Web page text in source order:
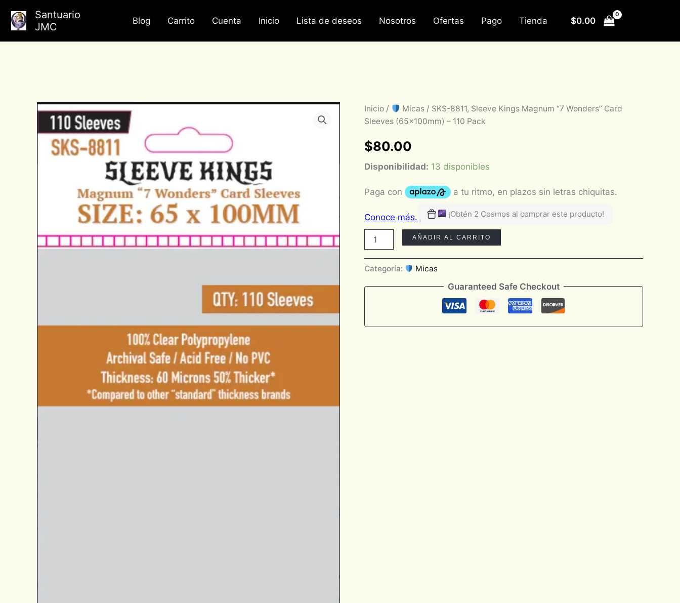
Santuario
JMC
Blog Carrito Cuenta Inicio Lista de deseos Nosotros Ofertas Pago Tienda $0.00
Inicio/ Micas/ SKS-8811, Sleeve Kings Magnum “7 Wonders” Card
Sleeves (65x100mm) – 110 Pack
$80.00
Disponibilidad: 13 disponibles
¡Obtén 2 Cosmos al comprar este producto!
SKS-
8811,
Sleeve
Magnum
Wonders"
Sleeves
(65x100mm)
110
Pack
cantidad
AÑADIR AL CARRITO
Categoría: Micas
Guaranteed Safe Checkout